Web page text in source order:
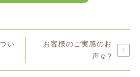
い
お客様のご実感のお
声☺️?